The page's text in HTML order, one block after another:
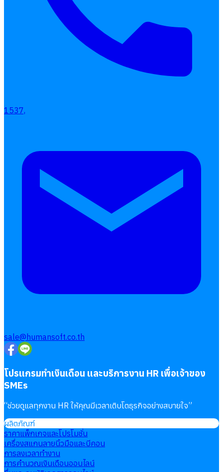
1537,
sale@humansoft.co.th
โปรแกรมทำเงินเดือน และบริการงาน HR เพื่อเจ้าของ
SMEs
“ช่วยดูแลทุกงาน HR ให้คุณมีเวลาเติบโตธุรกิจอย่างสบายใจ”
ผลิตภัณฑ์
ราคาแพ็กเกจและโปรโมชั่น
เครื่องสแกนลายนิ้วมือและบีคอน
การลงเวลาทำงาน
การคำนวณเงินเดือนออนไลน์